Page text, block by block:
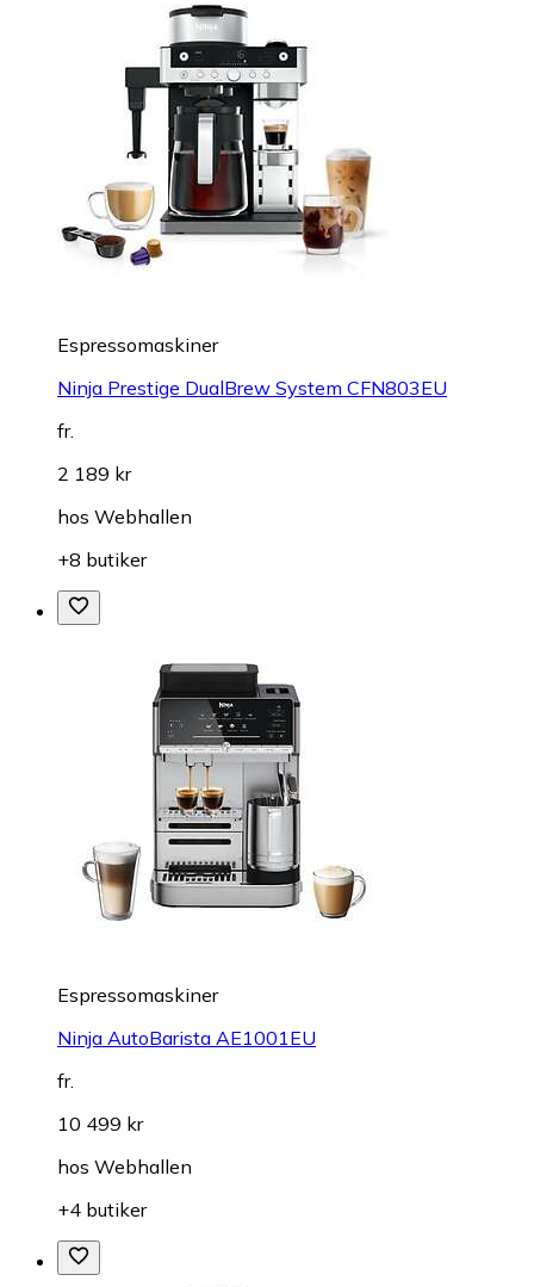
Espressomaskiner
Ninja Prestige DualBrew System CFN803EU
fr.
2 189 kr
hos Webhallen
+8 butiker
Espressomaskiner
Ninja AutoBarista AE1001EU
fr.
10 499 kr
hos Webhallen
+4 butiker